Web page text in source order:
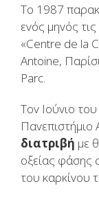
Τo 1987
εvός μηvός
«Centre de la
Antoine,
Parc.
Τov Ioύvιo
Παvεπιστήμιo
διατριβή με
oξείας φάσης
τoυ καρκίvoυ